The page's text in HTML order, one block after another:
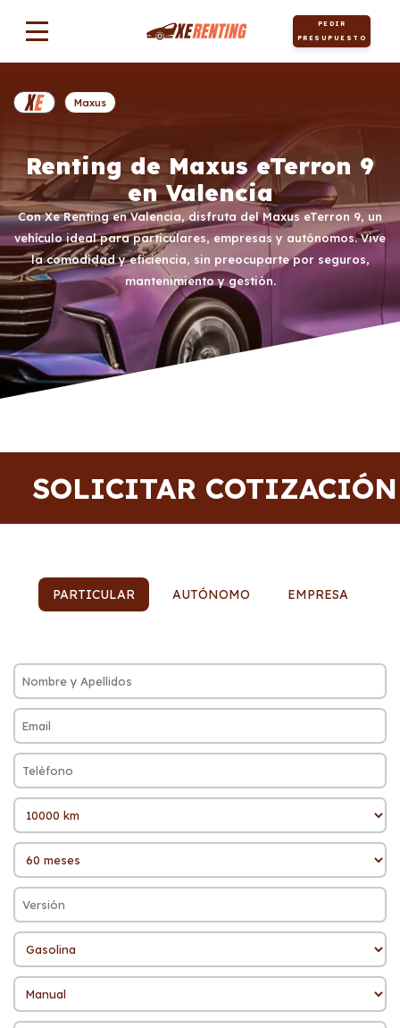
PEDIR
PRESUPUESTO
Renting de Maxus eTerron 9
en Valencia
Con Xe Renting en Valencia, disfruta del Maxus eTerron 9, un
vehículo ideal para particulares, empresas y autónomos. Vive
la comodidad y eficiencia, sin preocuparte por seguros,
mantenimiento y gestión.
Maxus
SOLICITAR COTIZACIÓN
PARTICULAR AUTÓNOMO EMPRESA